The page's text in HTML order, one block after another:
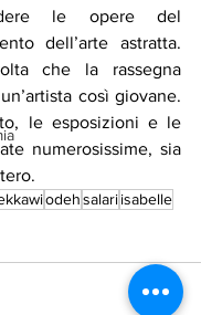
le opere del
dell’arte astratta.
che la rassegna
così giovane.
le esposizioni e le
numerosissime, sia
odehsalariisabelle